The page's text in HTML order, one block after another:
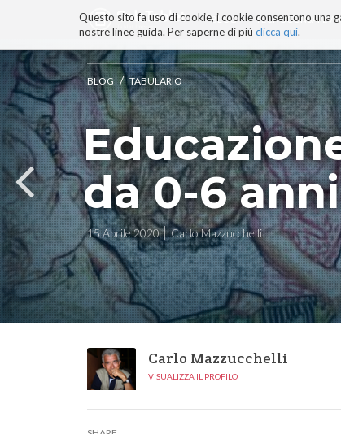
Questo sito fa uso di cookie, i cookie consentono una
nostre linee guida. Per saperne di più clicca qui.
BLOG
ai
contenuti.
|
Salta
alla
navigazione
BLOG / TABULARIO
da 0-6 anni
15 Aprile 2020 Carlo Mazzucchelli
Carlo Mazzucchelli
VISUALIZZA IL PROFILO